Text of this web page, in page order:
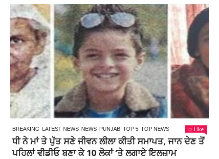
BREAKING LATEST NEWS NEWS PUNJAB TOP 5 TOP NEWS Like
ਧੀ ਨੇ ਮਾਂ ਤੇ ਪੁੱਤ ਸਣੇ ਜੀਵਨ ਲੀਲਾ ਕੀਤੀ ਸਮਾਪਤ, ਜਾਨ ਦੇਣ ਤੋਂ
ਪਹਿਲਾਂ ਵੀਡੀਓ ਬਣਾ ਕੇ 10 ਲੋਕਾਂ ‘ਤੇ ਲਗਾਏ ਇਲਜ਼ਾਮ